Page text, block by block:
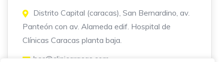
Distrito Capital (caracas), San Bernardino, av.
Panteón con av. Alameda edif. Hospital de
Clínicas Caracas planta baja.
hcc@clinicaracas.com